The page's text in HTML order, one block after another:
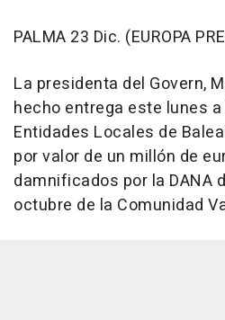
PALMA 23 Dic. (EUROPA
La presidenta del Govern,
hecho entrega este lunes
Entidades Locales de
por valor de un millón de
damnificados por la DANA
octubre de la Comunidad